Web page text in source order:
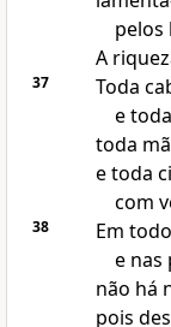
pelos
A
37
Toda
e
toda
e toda
com
38
Em
e nas
não há
pois